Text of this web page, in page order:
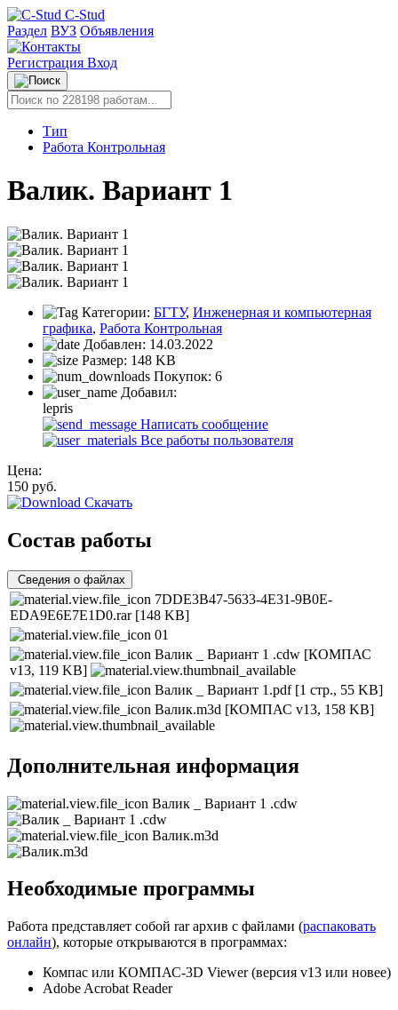
C-Stud
Раздел ВУЗ Объявления
Регистрация Вход
Тип
Работа Контрольная
Валик. Вариант 1
Категории: БГТУ, Инженерная и компьютерная
графика, Работа Контрольная
Добавлен: 14.03.2022
Размер: 148 KB
Покупок: 6
Добавил:
lepris
Написать сообщение
Все работы пользователя
Цена:
150 руб.
Скачать
Состав работы
Сведения о файлах
7DDE3B47-5633-4E31-9B0E-
EDA9E6E7E1D0.rar [148 KB]
01
Валик _ Вариант 1 .cdw [КОМПАС
v13, 119 KB]
Валик _ Вариант 1.pdf [1 стр., 55 KB]
Валик.m3d [КОМПАС v13, 158 KB]
Дополнительная информация
Валик _ Вариант 1 .cdw
Валик.m3d
Необходимые программы
Работа представляет собой rar архив с файлами (распаковать
онлайн), которые открываются в программах:
Компас или КОМПАС-3D Viewer (версия v13 или новее)
Adobe Acrobat Reader